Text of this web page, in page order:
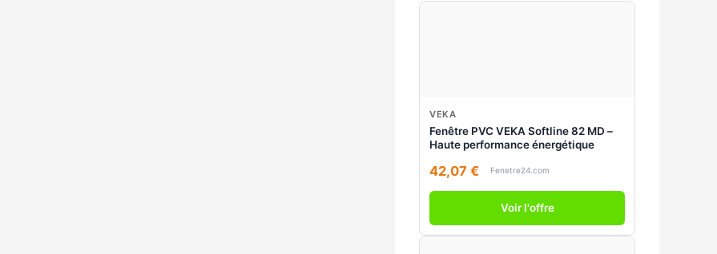
VEKA
Fenêtre PVC VEKA Softline 82 MD –
Haute performance énergétique
42,07 € Fenetre24.com
Voir l'offre